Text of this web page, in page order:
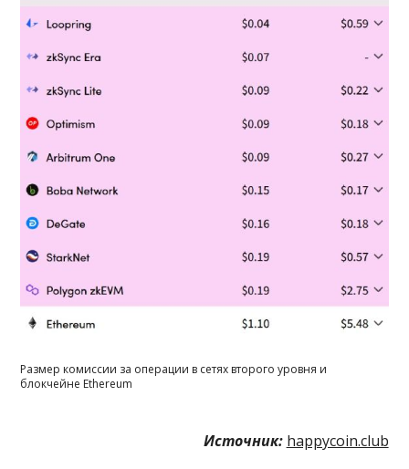
Размер комиссии за операции в сетях второго уровня и
блокчейне Ethereum
Источник: happycoin.club